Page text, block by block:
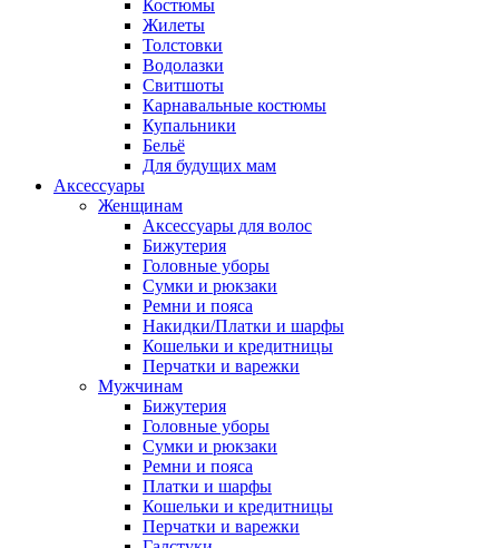
Костюмы
Жилеты
Толстовки
Водолазки
Свитшоты
Карнавальные костюмы
Купальники
Бельё
Для будущих мам
Аксессуары
Женщинам
Аксессуары для волос
Бижутерия
Головные уборы
Сумки и рюкзаки
Ремни и пояса
Накидки/Платки и шарфы
Кошельки и кредитницы
Перчатки и варежки
Мужчинам
Бижутерия
Головные уборы
Сумки и рюкзаки
Ремни и пояса
Платки и шарфы
Кошельки и кредитницы
Перчатки и варежки